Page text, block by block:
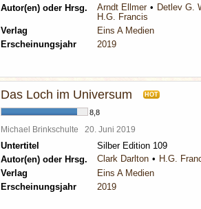
Autor(en) oder Hrsg.
Arndt Ellmer Detlev G.
H.G. Francis
Verlag
Eins A Medien
Erscheinungsjahr
2019
Das Loch im Universum HOT
8,8
Michael Brinkschulte 20. Juni 2019
Untertitel
Silber Edition 109
Autor(en) oder Hrsg.
Clark Darlton H.G.
Verlag
Eins A Medien
Erscheinungsjahr
2019